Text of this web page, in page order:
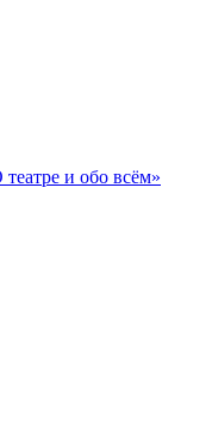
и обо всём»